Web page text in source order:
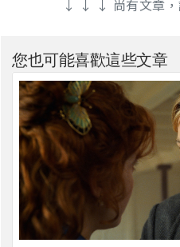
↓ ↓ ↓ 尚有文章
您也可能喜歡這些文章